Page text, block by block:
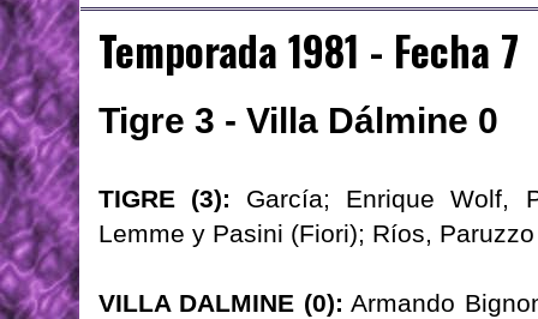
Temporada 1981 - Fecha 7
Tigre 3 - Villa Dálmine 0
TIGRE (3): García; Enrique Wolf,
Lemme y Pasini (Fiori); Ríos,
VILLA DALMINE (0): Armando